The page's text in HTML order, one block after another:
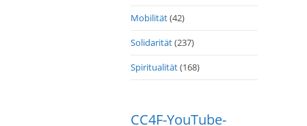
Mobilität(42)
Solidarität(237)
Spiritualität(168)
CC4F-YouTube-